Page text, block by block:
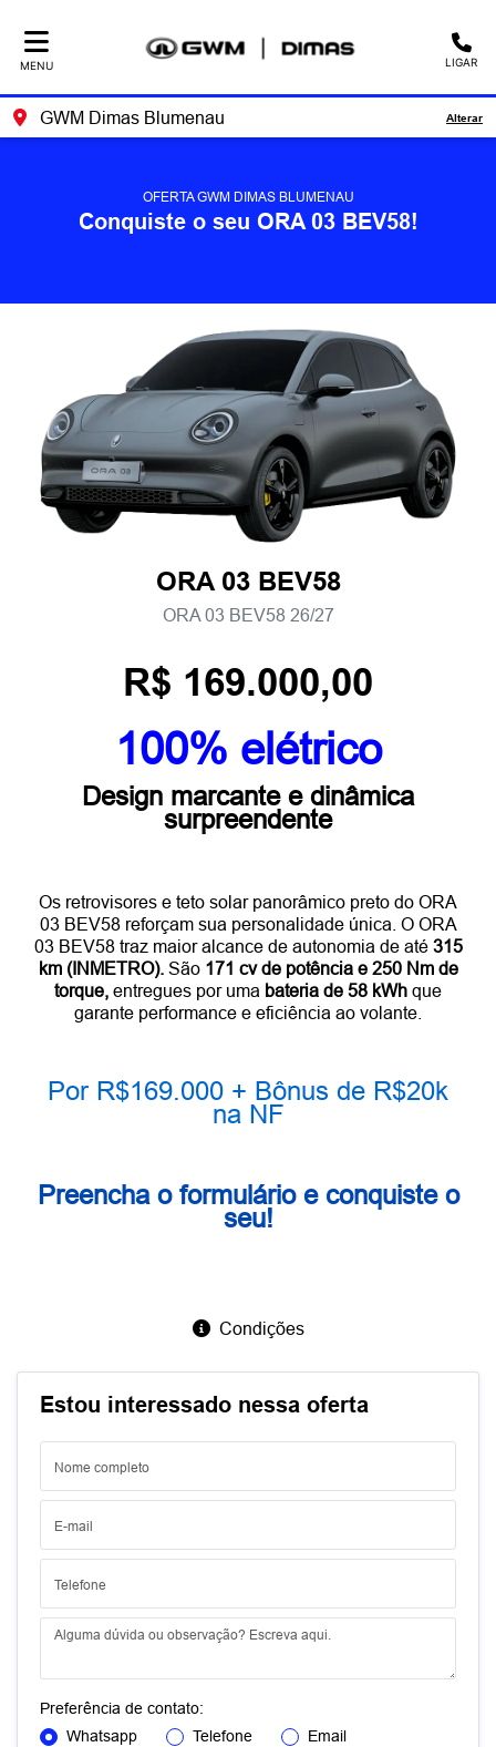
MENU LIGAR
GWM Dimas Blumenau Alterar
OFERTA GWM DIMAS BLUMENAU
Conquiste o seu ORA 03 BEV58!
ORA 03 BEV58
ORA 03 BEV58 26/27
R$ 169.000,00
100% elétrico
Design marcante e dinâmica
surpreendente
Os retrovisores e teto solar panorâmico preto do ORA
03 BEV58 reforçam sua personalidade única. O ORA
03 BEV58 traz maior alcance de autonomia de até 315
km (INMETRO).São 171 cv de potência e 250 Nm de
torque, entregues por uma bateria de 58 kWh que
garante performance e eficiência ao volante.
Por R$169.000 + Bônus de R$20k
na NF
Preencha o formulário e conquiste o
seu!
Condições
Estou interessado nessa oferta
Preferência de contato:
Whatsapp
Telefone Email